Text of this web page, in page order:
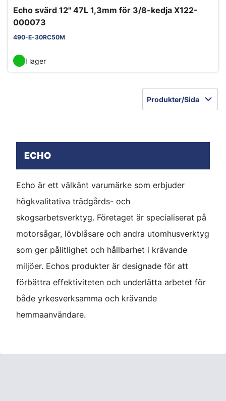
Echo svärd 12" 47L 1,3mm för 3/8-kedja X122-
000073
490-E-30RC50M
I lager
Produkter/Sida
ECHO
Echo är ett välkänt varumärke som erbjuder
högkvalitativa trädgårds- och
skogsarbetsverktyg. Företaget är specialiserat på
motorsågar, lövblåsare och andra utomhusverktyg
som ger pålitlighet och hållbarhet i krävande
miljöer. Echos produkter är designade för att
förbättra effektiviteten och underlätta arbetet för
både yrkesverksamma och krävande
hemmaanvändare.